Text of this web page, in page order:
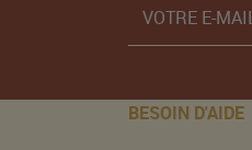
BESOIN D'AIDE